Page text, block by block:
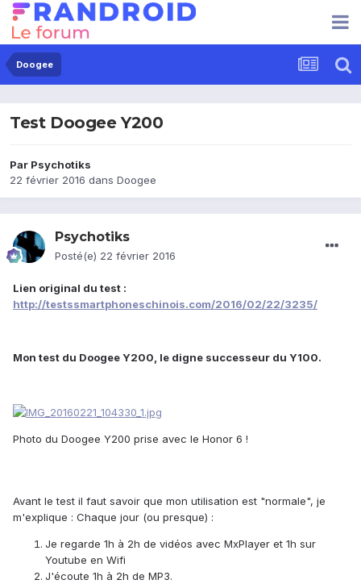
Doogee
Test Doogee Y200
Par Psychotiks
22 février 2016 dans Doogee
Psychotiks
Posté(e) 22 février 2016
Lien original du test :
http://testssmartphoneschinois.com/2016/02/22/3235/
Mon test du Doogee Y200, le digne successeur du Y100.
Photo du Doogee Y200 prise avec le Honor 6 !
Avant le test il faut savoir que mon utilisation est "normale", je
m'explique : Chaque jour (ou presque) :
Je regarde 1h à 2h de vidéos avec MxPlayer et 1h sur
Youtube en Wifi
J'écoute 1h à 2h de MP3.